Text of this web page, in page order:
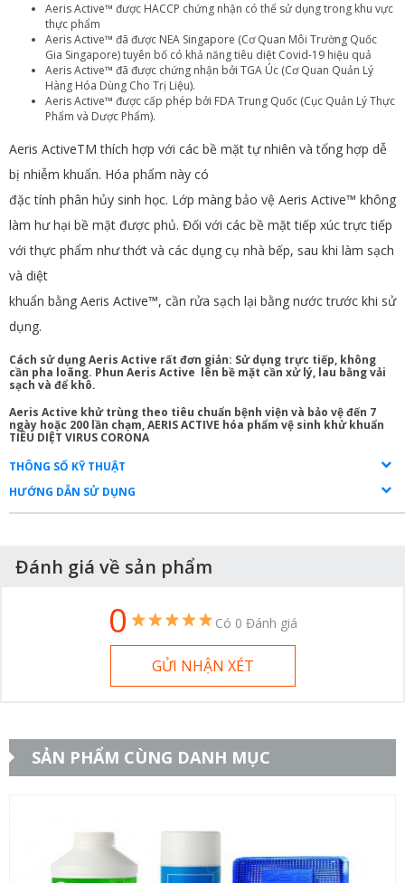
Aeris Active™ được HACCP chứng nhận có thể sử dụng trong khu vực
thực phẩm
Aeris Active™ đã được NEA Singapore (Cơ Quan Môi Trường Quốc
Gia Singapore)tuyên bố có khả năngtiêu diệt Covid-19 hiệu quả
Aeris Active™ đã được chứng nhận bởi TGA Úc (Cơ Quan Quản Lý
Hàng Hóa Dùng Cho Trị Liệu).
Aeris Active™ được cấp phép bởi FDA Trung Quốc (Cục Quản Lý Thực
Phẩm và Dược Phẩm).
Aeris ActiveTMthích hợp với các bề mặt tự nhiên và tổng hợp dễ
bị nhiễm khuẩn. Hóa phẩm này có
đặc tính phân hủy sinh học. Lớp màng bảo vệ Aeris Active™ không
làm hư hại bề mặt được phủ. Đối với các bề mặt tiếp xúc trực tiếp
với thực phẩm như thớt và các dụng cụ nhà bếp, sau khi làm sạch
và diệt
khuẩn bằng Aeris Active™, cần rửa sạch lại bằng nước trước khi sử
dụng.
Cách sử dụng Aeris Active rất đơn giản: Sử dụng trực tiếp, không
cần pha loãng. Phun Aeris Active lên bề mặt cần xử lý, lau bằng vải
sạch và để khô.
Aeris Active khử trùng theo tiêu chuẩn bệnh viện và bảo vệ đến 7
ngày hoặc 200 lần chạm,AERIS ACTIVE hóa phẩm vệ sinh khử khuẩn
TIÊU DIỆT VIRUS CORONA
THÔNG SỐ KỸ THUẬT
HƯỚNG DẪN SỬ DỤNG
Đánh giá về sản phẩm
0 Có 0 Đánh giá
GỬI NHẬN XÉT
SẢN PHẨM CÙNG DANH MỤC